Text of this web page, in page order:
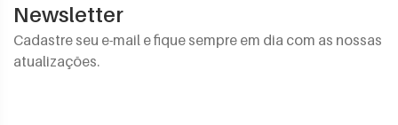
Newsletter
Cadastre seu e-mail e fique sempre em dia com as nossas
atualizações.